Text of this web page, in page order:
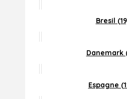
Bresil
Danemark
Espagne